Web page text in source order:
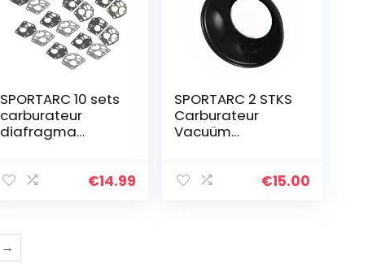
SPORTARC 10 sets
carburateur
diafragma
495770 795083
€14.99
SPORTARC 2 STKS
Carburateur
Vacuüm
Diafragma
€15.00
→